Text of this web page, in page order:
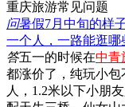
重庆旅游常见问题
问暑假7月中旬的样
一个人，一路能逛哪
答五一的时候在中青
都涨价了，纯玩小包
人，1.2米以下小朋